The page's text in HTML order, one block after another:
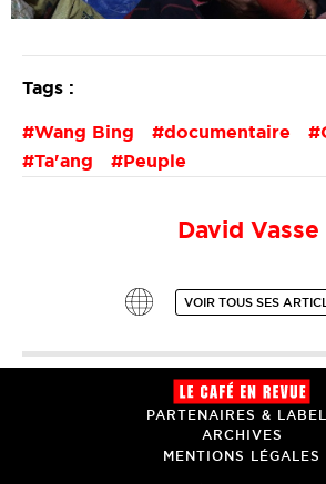
Tags :
Wang Bing documentaire
Ta'ang
Peuple
David Vasse
VOIR TOUS SES
PARTENAIRES &
ARCHIVES
MENTIONS LÉGALES